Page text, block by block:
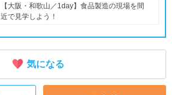
【大阪・和歌山／1day】食品製造の現場を間
近で見学しよう！
気になる